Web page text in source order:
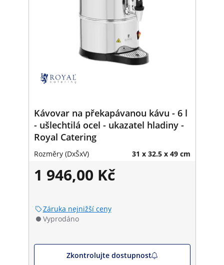
Kávovar na překapávanou kávu - 6 l
- ušlechtilá ocel - ukazatel hladiny -
Royal Catering
Rozměry (DxŠxV) 31 x 32.5 x 49 cm
1 946,00 Kč
Záruka nejnižší ceny
Vyprodáno
Zkontrolujte dostupnost